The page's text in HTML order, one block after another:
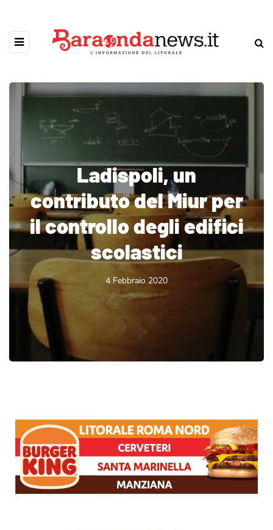
Ladispoli, un
contributo del Miur per
il controllo degli edifici
scolastici
4 Febbraio 2020